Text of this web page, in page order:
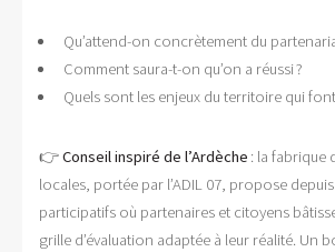
Qu’attend-on concrètement du
Comment saura-t-on qu’on a réussi ?
Quels sont les enjeux du territoire qui
👉Conseil inspiré de l’Ardèche : la fabrique
locales, portée par l’ADIL 07, propose
participatifs où partenaires et citoyens
grille d’évaluation adaptée à leur réalité. Un